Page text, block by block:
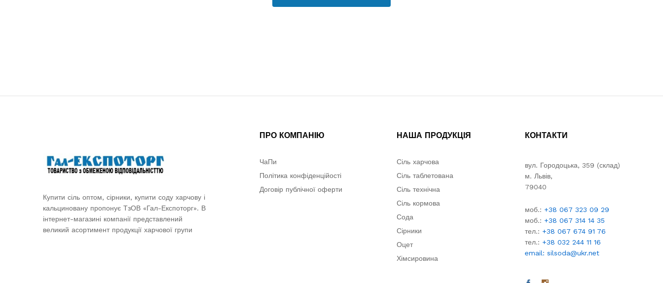
Купити сіль оптом, сірники, купити соду харчову і
кальциновану пропонує ТзОВ «Гал-Експоторг». В
інтернет-магазині компанії представлений
великий асортимент продукції харчової групи
ПРО КОМПАНІЮ
ЧаПи
Політика конфіденційості
Договір публічної оферти
НАША ПРОДУКЦІЯ
Сіль харчова
Сіль таблетована
Сіль технічна
Сіль кормова
Сода
Сірники
Оцет
Хімсировина
КОНТАКТИ
вул. Городоцька, 359 (склад)
м. Львів,
79040
моб.: +38 067 323 09 29
моб.: +38 067 314 14 35
тел.: +38 067 674 91 76
тел.: +38 032 244 11 16
email: silsoda@ukr.net